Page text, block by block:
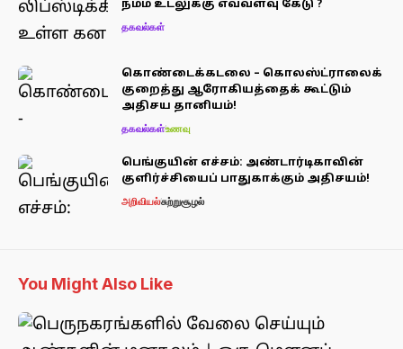
நம்ம உடலுக்கு எவ்வளவு கேடு ?
தகவல்கள்
கொண்டைக்கடலை – கொலஸ்ட்ராலைக்
குறைத்து ஆரோகியத்தைக் கூட்டும்
அதிசய தானியம்!
தகவல்கள்உணவு
பெங்குயின் எச்சம்: அண்டார்டிகாவின்
குளிர்ச்சியைப் பாதுகாக்கும் அதிசயம்!
அறிவியல்சுற்றுசூழல்
You Might Also Like